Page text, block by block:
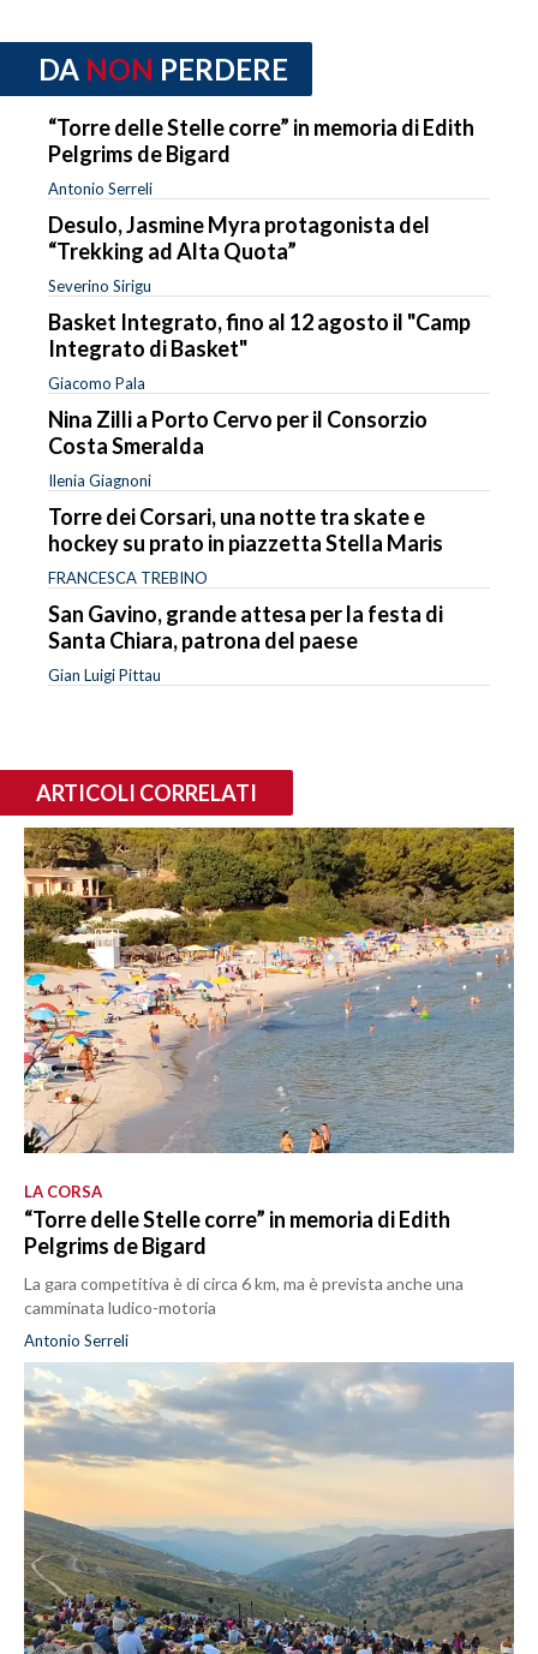
DA NON PERDERE
“Torre delle Stelle corre” in memoria di Edith
Pelgrims de Bigard
Antonio Serreli
Desulo, Jasmine Myra protagonista del
“Trekking ad Alta Quota”
Severino Sirigu
Basket Integrato, fino al 12 agosto il "Camp
Integrato di Basket"
Giacomo Pala
Nina Zilli a Porto Cervo per il Consorzio
Costa Smeralda
Ilenia Giagnoni
Torre dei Corsari, una notte tra skate e
hockey su prato in piazzetta Stella Maris
FRANCESCA TREBINO
San Gavino, grande attesa per la festa di
Santa Chiara, patrona del paese
Gian Luigi Pittau
ARTICOLI CORRELATI
LA CORSA
“Torre delle Stelle corre” in memoria di Edith
Pelgrims de Bigard
La gara competitiva è di circa 6 km, ma è prevista anche una
camminata ludico-motoria
Antonio Serreli